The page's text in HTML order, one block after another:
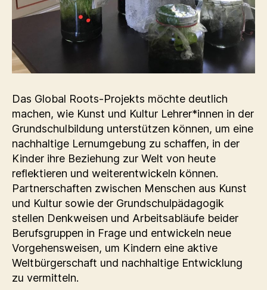
Das Global Roots-Projekts möchte deutlich
machen, wie Kunst und Kultur Lehrer*innen in der
Grundschulbildung unterstützen können, um eine
nachhaltige Lernumgebung zu schaffen, in der
Kinder ihre Beziehung zur Welt von heute
reflektieren und weiterentwickeln können.
Partnerschaften zwischen Menschen aus Kunst
und Kultur sowie der Grundschulpädagogik
stellen Denkweisen und Arbeitsabläufe beider
Berufsgruppen in Frage und entwickeln neue
Vorgehensweisen, um Kindern eine aktive
Weltbürgerschaft und nachhaltige Entwicklung
zu vermitteln.